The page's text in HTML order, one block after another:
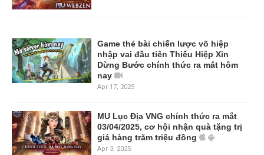
Game thẻ bài chiến lược võ hiệp
nhập vai đầu tiên Thiếu Hiệp Xin
Dừng Bước chính thức ra mắt hôm
nay
Apr 17, 2025
MU Lục Địa VNG chính thức ra mắt
03/04/2025, cơ hội nhận quà tặng trị
giá hàng trăm triệu đồng
Apr 3, 2025